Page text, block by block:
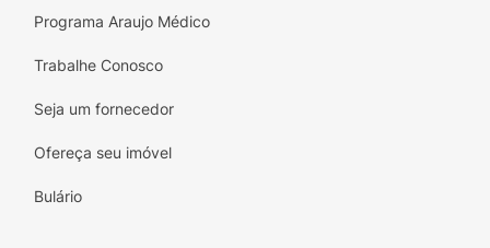
Programa Araujo Médico
Trabalhe Conosco
Seja um fornecedor
Ofereça seu imóvel
Bulário